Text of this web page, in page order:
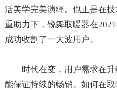
活美学完美演绎。也正是在
重助力下，锐舞取暖器在
成功收割了一大波用户。
时代在变，用户需求在
能保证持续的畅销。如何在